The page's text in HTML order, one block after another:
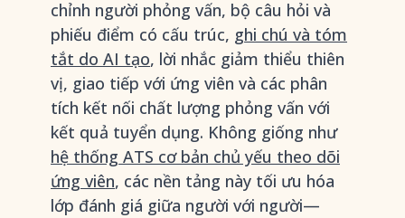
chỉnh người phỏng vấn, bộ câu hỏi và
phiếu điểm có cấu trúc, ghi chú và tóm
tắt do AI tạo, lời nhắc giảm thiểu thiên
vị, giao tiếp với ứng viên và các phân
tích kết nối chất lượng phỏng vấn với
kết quả tuyển dụng. Không giống như
hệ thống ATS cơ bản chủ yếu theo dõi
ứng viên, các nền tảng này tối ưu hóa
lớp đánh giá giữa người với người—